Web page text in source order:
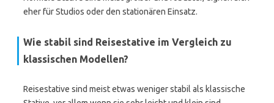
eher für Studios oder den stationären Einsatz.
Wie stabil sind Reisestative im Vergleich zu
klassischen Modellen?
Reisestative sind meist etwas weniger stabil als klassische